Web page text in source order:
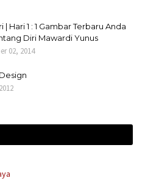
| Hari 1 : 1 Gambar Terbaru Anda
Diri Mawardi Yunus
02, 2014